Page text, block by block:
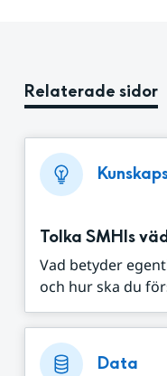
Relaterade sidor
Tolka SMHIs
Vad betyder
och hur ska du
Data